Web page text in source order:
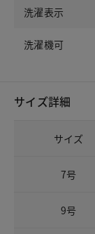
洗濯表示
洗濯機可
サイズ詳細
サイズ
7号
9号